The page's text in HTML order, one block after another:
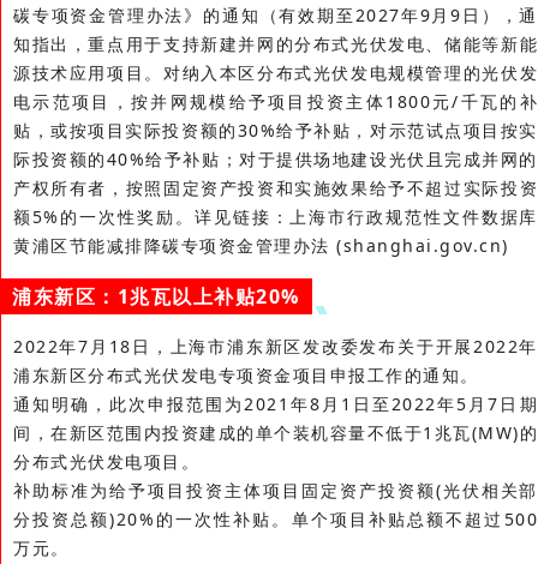
碳专项资金管理办法》的通知（有效期至2027年9月9日），通
知指出，重点用于支持新建并网的分布式光伏发电、储能等新能
源技术应用项目。对纳入本区分布式光伏发电规模管理的光伏发
电示范项目，按并网规模给予项目投资主体1800元/千瓦的补
贴，或按项目实际投资额的30%给予补贴，对示范试点项目按实
际投资额的40%给予补贴；对于提供场地建设光伏且完成并网的
产权所有者，按照固定资产投资和实施效果给予不超过实际投资
额5%的一次性奖励。详见链接：上海市行政规范性文件数据库
黄浦区节能减排降碳专项资金管理办法 (shanghai.gov.cn)
浦东新区：1兆瓦以上补贴20%
2022年7月18日，上海市浦东新区发改委发布关于开展2022年
浦东新区分布式光伏发电专项资金项目申报工作的通知。
通知明确，此次申报范围为2021年8月1日至2022年5月7日期
间，在新区范围内投资建成的单个装机容量不低于1兆瓦(MW)的
分布式光伏发电项目。
补助标准为给予项目投资主体项目固定资产投资额(光伏相关部
分投资总额)20%的一次性补贴。单个项目补贴总额不超过500
万元。